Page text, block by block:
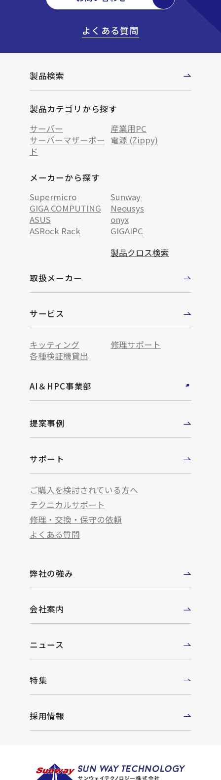
よくある質問
製品検索
製品カテゴリから探す
サーバー
産業用PC
サーバーマザーボー
ド
電源 (Zippy)
メーカーから探す
Supermicro
Sunway
GIGA COMPUTING
Neousys
ASUS
onyx
ASRock Rack
GIGAIPC
製品クロス検索
取扱メーカー
サービス
キッティング
修理サポート
各種検証機貸出
AI＆HPC事業部
提案事例
サポート
ご購入を検討されている方へ
テクニカルサポート
修理・交換・保守の依頼
よくある質問
弊社の強み
会社案内
ニュース
特集
採用情報